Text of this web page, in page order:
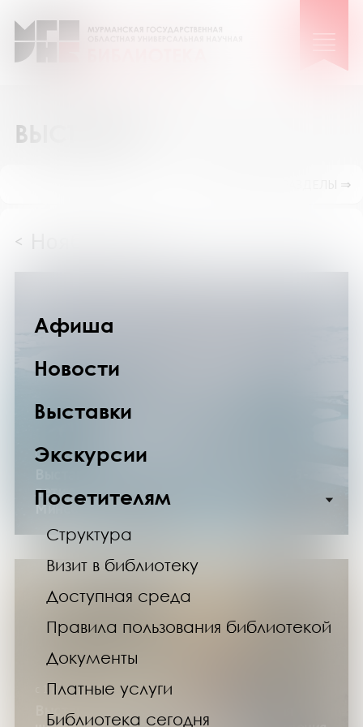
Афиша
Новости
Выставки
Экскурсии
Посетителям
Структура
Визит в библиотеку
Доступная среда
Правила пользования библиотекой
Документы
Платные услуги
Библиотека сегодня
ВЫСТАВКИ
< Ноябрь 2025
с 6 по 30 ноября 2025 года
летию полярного исследователя А. И.
Минеева
с 1 по 30 ноября 2025 года
Выставка «Александр Суворов. Первая
ПОКАЗАТЬ ПОДРАЗДЕЛЫ ⇒